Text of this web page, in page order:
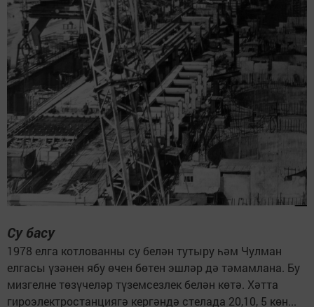
Су басу
1978 елга котлованны су белән тутыру һәм Чулман
елгасы үзәнен ябу өчен бөтен эшләр дә тәмамлана. Бу
мизгелне төзүчеләр түземсезлек белән көтә. Хәтта
гироэлектростанциягә кергәндә стелада 20,10, 5 көн...